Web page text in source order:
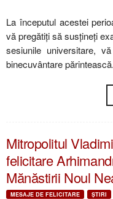
La începutul acestei
vă pregătiți să susțineți
sesiunile universitare,
binecuvântare părintească.
Mitropolitul
felicitare
Mănăstirii Noul
MESAJE DE FELICITARE ŞTIRI